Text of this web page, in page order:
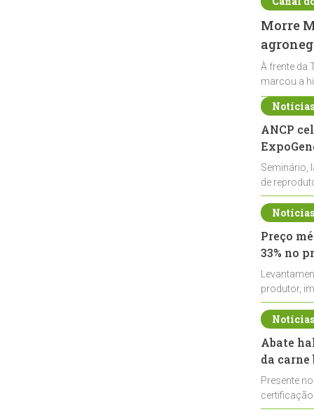
Morre
À frente da
marcou a
ANCP
Seminário,
de
durante a
Preço
33% no
produtor,
de leite cru
Abate
da
Presente